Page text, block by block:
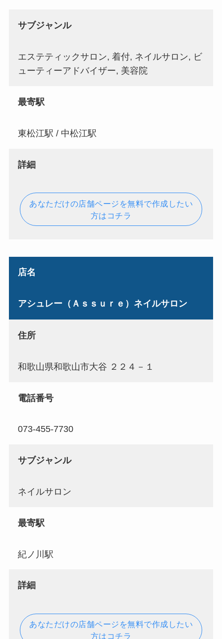
サブジャンル
エステティックサロン, 着付, ネイルサロン, ビ
ューティーアドバイザー, 美容院
最寄駅
東松江駅 / 中松江駅
詳細
あなただけの店舗ページを無料で作成したい
方はコチラ
店名
アシュレー（Ａｓｓｕｒｅ）ネイルサロン
住所
和歌山県和歌山市大谷 ２２４－１
電話番号
073-455-7730
サブジャンル
ネイルサロン
最寄駅
紀ノ川駅
詳細
あなただけの店舗ページを無料で作成したい
方はコチラ